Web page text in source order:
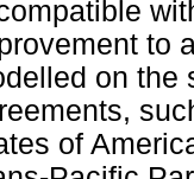
to
on the
of